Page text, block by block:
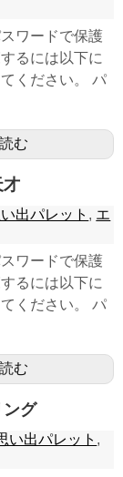
ワードで保護
るには以下に
ください。 パ
む
才
出パレット , エ
ワードで保護
るには以下に
ください。 パ
む
グ
い出パレット ,